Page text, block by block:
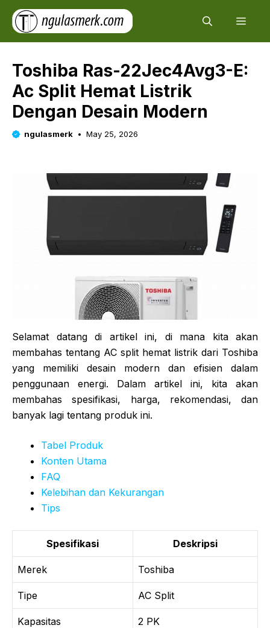
Skip
content
Toshiba Ras-22Jec4Avg3-E:
Ac Split Hemat Listrik
Dengan Desain Modern
ngulasmerk May 25, 2026
Selamat datang di artikel ini, di mana kita akan
membahas tentang AC split hemat listrik dari Toshiba
yang memiliki desain modern dan efisien dalam
penggunaan energi. Dalam artikel ini, kita akan
membahas spesifikasi, harga, rekomendasi, dan
banyak lagi tentang produk ini.
Tabel Produk
Konten Utama
FAQ
Kelebihan dan Kekurangan
Tips
Spesifikasi Deskripsi
Merek Toshiba
Tipe AC Split
Kapasitas 2 PK